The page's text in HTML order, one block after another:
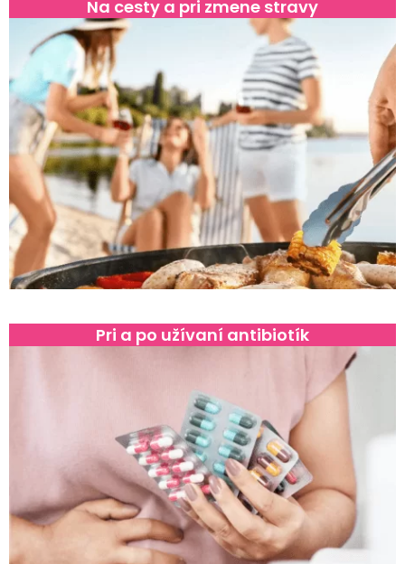
Na cesty a pri zmene stravy
Pri a po užívaní antibiotík